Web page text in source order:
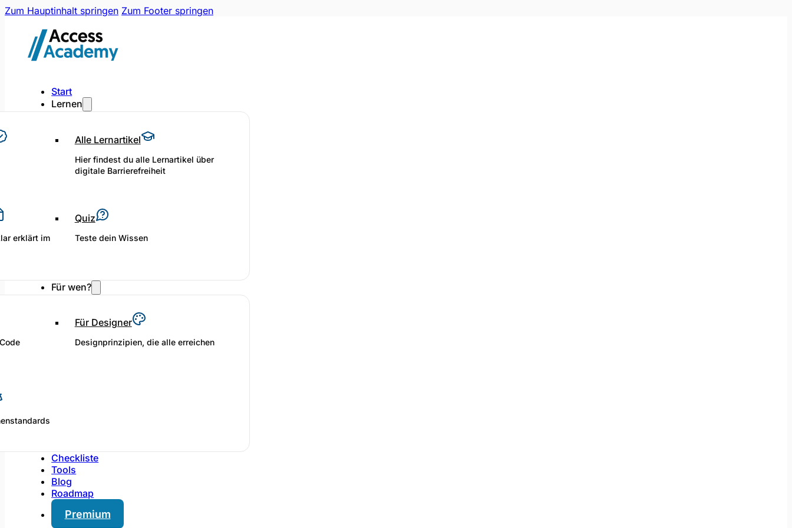
Zum Hauptinhalt springen Zum Footer springen
Start
Lernen
Alle Lernartikel
Hier findest du alle Lernartikel über
digitale Barrierefreiheit
erklärt im
Quiz
Teste dein Wissen
Für wen?
Für Designer
Designprinzipien, die alle erreichen
Checkliste
Tools
Blog
Roadmap
Premium